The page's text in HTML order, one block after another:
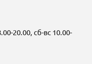
20.00, сб-вс 10.00-